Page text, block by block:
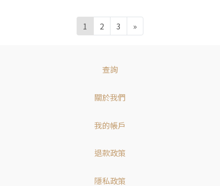
1 2 3 »
查詢
關於我們
我的帳戶
退款政策
隱私政策